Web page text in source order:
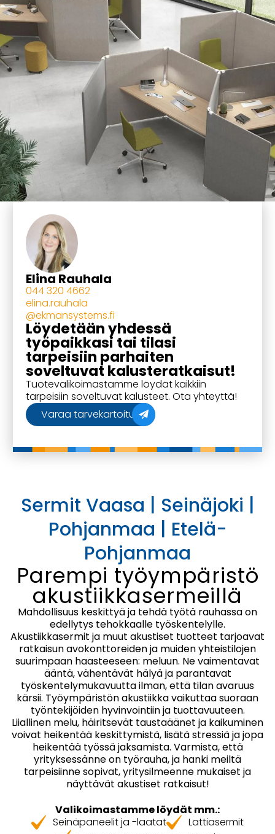
Elina Rauhala
044 320 4662
elina.rauhala
@ekmansystems.fi
Löydetään yhdessä
työpaikkasi tai tilasi
tarpeisiin parhaiten
soveltuvat kalusteratkaisut!
Tuotevalikoimastamme löydät kaikkiin
tarpeisiin soveltuvat kalusteet. Ota yhteyttä!
Varaa tarvekartoitus
Sermit Vaasa | Seinäjoki |
Pohjanmaa | Etelä-
Pohjanmaa
Parempi työympäristö
akustiikkasermeillä
Mahdollisuus keskittyä ja tehdä työtä rauhassa on
edellytys tehokkaalle työskentelylle.
Akustiikkasermit ja muut akustiset tuotteet tarjoavat
ratkaisun avokonttoreiden ja muiden yhteistilojen
suurimpaan haasteeseen: meluun. Ne vaimentavat
ääntä, vähentävät hälyä ja parantavat
työskentelymukavuutta ilman, että tilan avaruus
kärsii. Työympäristön akustiikka vaikuttaa suoraan
työntekijöiden hyvinvointiin ja tuottavuuteen.
Liiallinen melu, häiritsevät taustaäänet ja kaikuminen
voivat heikentää keskittymistä, lisätä stressiä ja jopa
heikentää työssä jaksamista. Varmista, että
yrityksessänne on työrauha, ja hanki meiltä
tarpeisiinne sopivat, yritysilmeenne mukaiset ja
näyttävät akustiset ratkaisut!
Valikoimastamme löydät mm.:
Seinäpaneelit ja -laatat
Lattiasermit